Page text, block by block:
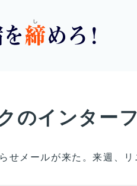
のインター
せメールが来た。来週、リ